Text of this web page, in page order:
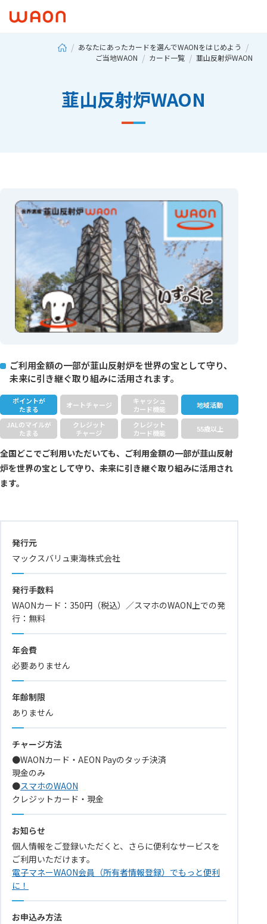
あなたにあったカードを選んでWAONをはじめよう
ご当地WAON
カード一覧 韮山反射炉WAON
韮山反射炉WAON
ご利用金額の一部が韮山反射炉を世界の宝として守り、
未来に引き継ぐ取り組みに活用されます。
ポイントが
たまる
オートチャージ
キャッシュ
カード機能
地域活動
JALのマイルが
たまる
クレジット
チャージ
クレジット
カード機能
55歳以上
全国どこでご利用いただいても、ご利用金額の一部が韮山反射
炉を世界の宝として守り、未来に引き継ぐ取り組みに活用され
ます。
発行元
マックスバリュ東海株式会社
発行手数料
WAONカード：350円（税込）／スマホのWAON上での発
行：無料
年会費
必要ありません
年齢制限
ありません
チャージ方法
●WAONカード・AEON Payのタッチ決済
現金のみ
●スマホのWAON
クレジットカード・現金
お知らせ
個人情報をご登録いただくと、さらに便利なサービスを
ご利用いただけます。
電子マネーWAON会員（所有者情報登録）でもっと便利
に！
お申込み方法